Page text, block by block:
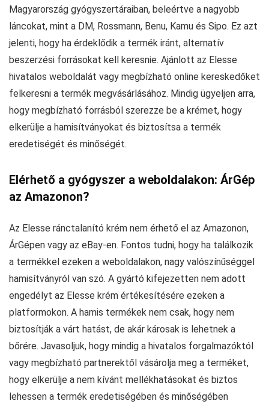
Magyarország gyógyszertáraiban, beleértve a nagyobb
láncokat, mint a DM, Rossmann, Benu, Kamu és Sipo. Ez azt
jelenti, hogy ha érdeklődik a termék iránt, alternatív
beszerzési forrásokat kell keresnie. Ajánlott az Elesse
hivatalos weboldalát vagy megbízható online kereskedőket
felkeresni a termék megvásárlásához. Mindig ügyeljen arra,
hogy megbízható forrásból szerezze be a krémet, hogy
elkerülje a hamisítványokat és biztosítsa a termék
eredetiségét és minőségét.
Elérhető a gyógyszer a weboldalakon: ÁrGép
az Amazonon?
Az Elesse ránctalanító krém nem érhető el az Amazonon,
ÁrGépen vagy az eBay-en. Fontos tudni, hogy ha találkozik
a termékkel ezeken a weboldalakon, nagy valószínűséggel
hamisítványról van szó. A gyártó kifejezetten nem adott
engedélyt az Elesse krém értékesítésére ezeken a
platformokon. A hamis termékek nem csak, hogy nem
biztosítják a várt hatást, de akár károsak is lehetnek a
bőrére. Javasoljuk, hogy mindig a hivatalos forgalmazóktól
vagy megbízható partnerektől vásárolja meg a terméket,
hogy elkerülje a nem kívánt mellékhatásokat és biztos
lehessen a termék eredetiségében és minőségében